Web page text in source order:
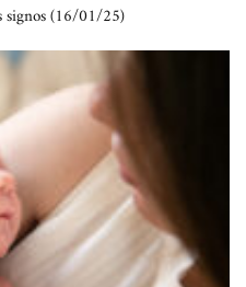
signos (16/01/25)